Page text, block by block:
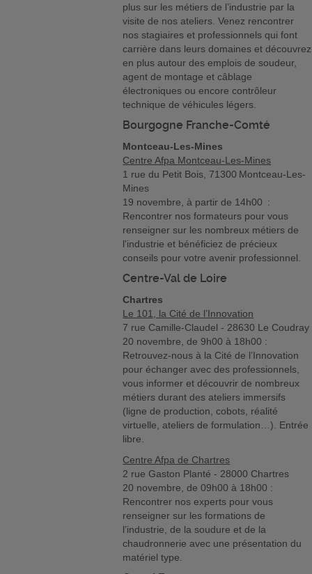
plus sur les métiers de l’industrie par la
visite de nos ateliers. Venez rencontrer
nos stagiaires et professionnels qui font
carrière dans leurs domaines et découvrez
en plus autour des emplois de soudeur,
agent de montage et câblage
électroniques ou encore contrôleur
technique de véhicules légers.
Bourgogne Franche-Comté
Montceau-Les-Mines
Centre Afpa Montceau-Les-Mines
1 rue du Petit Bois, 71300 Montceau-Les-
Mines
19 novembre, à partir de 14h00 :
Rencontrer nos formateurs pour vous
renseigner sur les nombreux métiers de
l'industrie et bénéficiez de précieux
conseils pour votre avenir professionnel.
Centre-Val de Loire
Chartres
Le 101, la Cité de l’Innovation
7 rue Camille-Claudel - 28630 Le Coudray
20 novembre, de 9h00 à 18h00 :
Retrouvez-nous à la Cité de l’Innovation
pour échanger avec des professionnels,
vous informer et découvrir de nombreux
métiers durant des ateliers immersifs
(ligne de production, cobots, réalité
virtuelle, ateliers de formulation…). Entrée
libre.
Centre Afpa de Chartres
2 rue Gaston Planté - 28000 Chartres
20 novembre, de 09h00 à 18h00 :
Rencontrer nos experts pour vous
renseigner sur les formations de
l’industrie, de la soudure et de la
chaudronnerie avec une présentation du
matériel type.